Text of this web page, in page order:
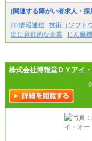
[関連する障がい者求人・
IT/情報通信 技術（ソフト
出に意欲的な企業
じん臓
株式会社博報堂ＤＹアイ